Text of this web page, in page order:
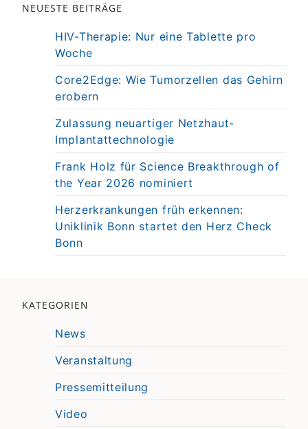
NEUESTE BEITRÄGE
HIV-Therapie: Nur eine Tablette pro
Woche
Core2Edge: Wie Tumorzellen das Gehirn
erobern
Zulassung neuartiger Netzhaut-
Implantattechnologie
Frank Holz für Science Breakthrough of
the Year 2026 nominiert
Herzerkrankungen früh erkennen:
Uniklinik Bonn startet den Herz Check
Bonn
KATEGORIEN
News
Veranstaltung
Pressemitteilung
Video